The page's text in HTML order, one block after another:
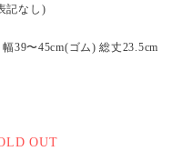
記なし)
39〜45cm(ゴム) 総丈23.5cm
OUT